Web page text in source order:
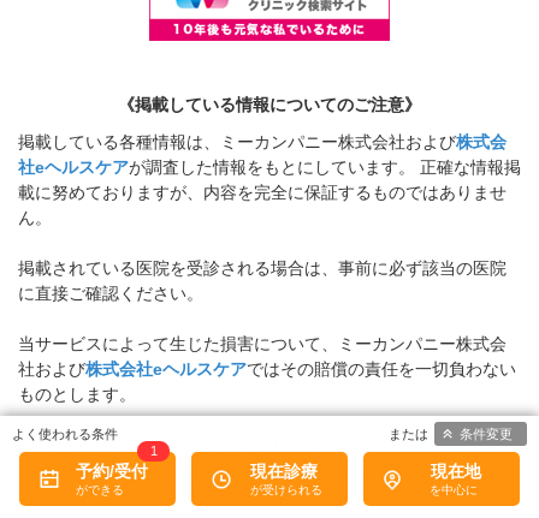
《掲載している情報についてのご注意》
掲載している各種情報は、ミーカンパニー株式会社および株式会
社eヘルスケアが調査した情報をもとにしています。 正確な情報掲
載に努めておりますが、内容を完全に保証するものではありませ
ん。
掲載されている医院を受診される場合は、事前に必ず該当の医院
に直接ご確認ください。
当サービスによって生じた損害について、ミーカンパニー株式会
社および株式会社eヘルスケアではその賠償の責任を一切負わない
ものとします。
掲載情報に誤りがある場合には、お手数ですが、お問い合わせフ
ォーム
からご連絡をいただけますようお願いいたします。
※お電話での対応は行っておりません
予約/受付
1
現在診療 現在地
条件変更